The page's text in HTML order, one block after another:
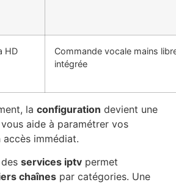
HD
Commande vocale mains
intégrée
la configuration devient une
vous aide à paramétrer vos
accès immédiat.
services iptv permet
chaînes par catégories. Une